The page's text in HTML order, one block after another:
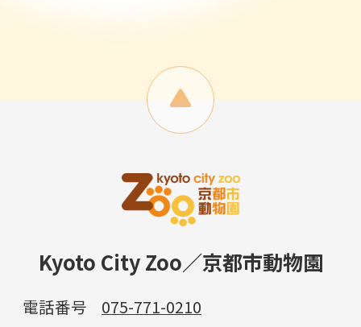
Kyoto City Zoo／京都市動物園
電話番号
075-771-0210